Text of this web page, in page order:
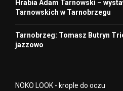
Hrabia Adam Tarnowski –
Tarnowskich w Tarnobrzegu
Tarnobrzeg: Tomasz Butryn
jazzowo
NOKO LOOK - krople do oczu